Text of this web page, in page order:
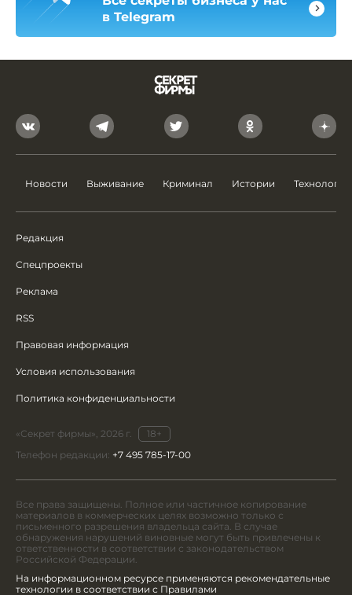
в Telegram
Новости Выживание Криминал Истории Технологии
Редакция
Спецпроекты
Реклама
RSS
Правовая информация
Условия использования
Политика конфиденциальности
«Секрет фирмы», 2026 г.
18+
Телефон редакции: +7 495 785-17-00
Все права защищены. Полное или частичное копирование
материалов в коммерческих целях возможно только с
письменного разрешения владельца сайта. В случае
обнаружения нарушений виновные могут быть привлечены к
ответственности в соответствии с законодательством
Российской Федерации.
На информационном ресурсе применяются рекомендательные
технологии в соответствии с Правилами